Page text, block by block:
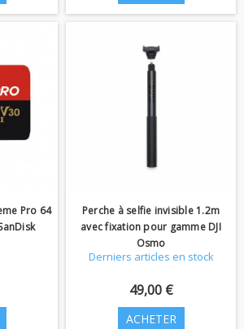
Pro 64
Perche à selfie invisible 1.2m
avec fixation pour gamme DJI
Osmo
Derniers articles en stock
49,00 €
ACHETER